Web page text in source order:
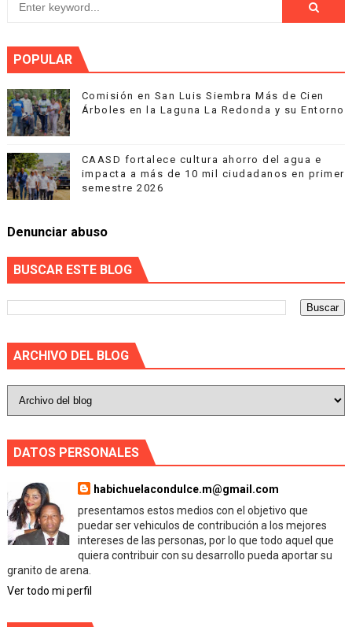
POPULAR
Comisión en San Luis Siembra Más de Cien
Árboles en la Laguna La Redonda y su Entorno
CAASD fortalece cultura ahorro del agua e
impacta a más de 10 mil ciudadanos en primer
semestre 2026
Denunciar abuso
BUSCAR ESTE BLOG
ARCHIVO DEL BLOG
DATOS PERSONALES
habichuelacondulce.m@gmail.com
presentamos estos medios con el objetivo que
puedar ser vehiculos de contribución a los mejores
intereses de las personas, por lo que todo aquel que
quiera contribuir con su desarrollo pueda aportar su
granito de arena.
Ver todo mi perfil